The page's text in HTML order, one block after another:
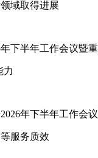
域取得进展
下半年工作会议暨
力
年下半年工作会议
服务质效